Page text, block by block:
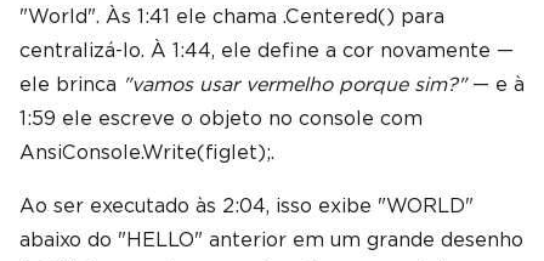
"World". Às 1:41 ele chama .Centered() para
centralizá-lo. À 1:44, ele define a cor novamente —
ele brinca "vamos usar vermelho porque sim?"— e à
1:59 ele escreve o objeto no console com
AnsiConsole.Write(figlet);.
Ao ser executado às 2:04, isso exibe "WORLD"
abaixo do "HELLO" anterior em um grande desenho